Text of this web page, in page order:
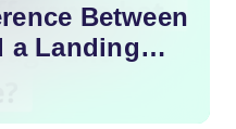
Between
a Landing